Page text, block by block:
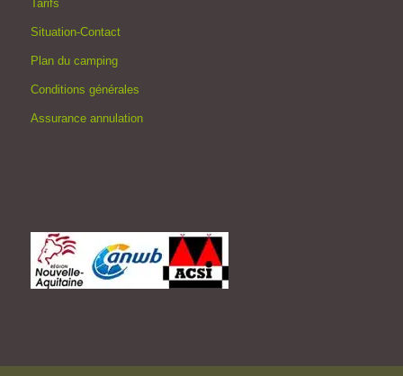
Tarifs
Situation-Contact
Plan du camping
Conditions générales
Assurance annulation